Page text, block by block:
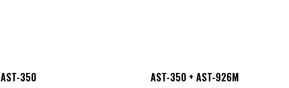
AST-350 AST-350 + AST-926M